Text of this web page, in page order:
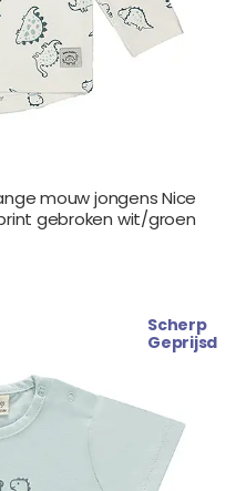
mouw jongens Nice
gebroken wit/groen
Scherp
Geprijsd